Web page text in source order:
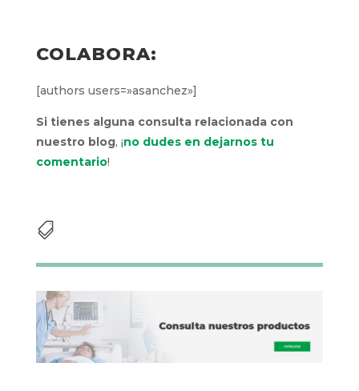
COLABORA:
[authors users=»asanchez»]
Si tienes alguna consulta relacionada con
nuestro blog, ¡no dudes en dejarnos tu
comentario!
